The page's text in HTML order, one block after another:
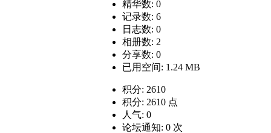
精华数: 0
记录数: 6
日志数: 0
相册数: 2
分享数: 0
已用空间: 1.24 MB
积分: 2610
积分: 2610 点
人气: 0
论坛通知: 0 次